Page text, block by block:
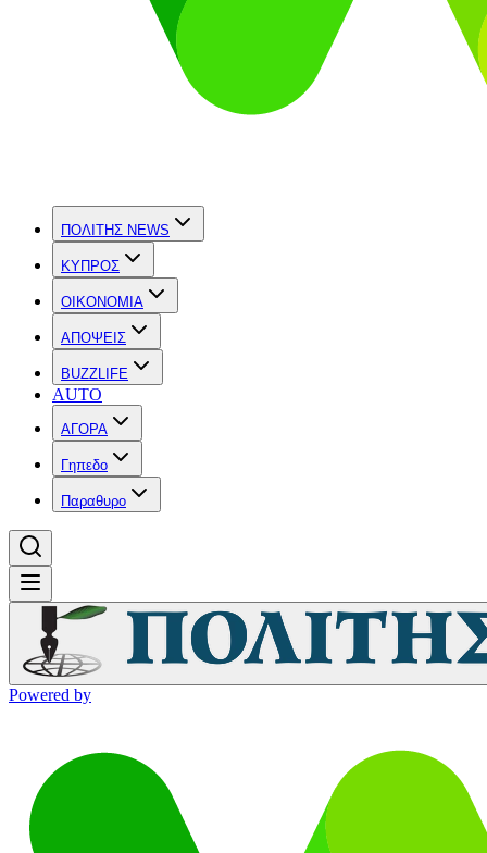
ΠΟΛΙΤΗΣ NEWS
ΚΥΠΡΟΣ
OIKONOMIA
ΑΠΟΨΕΙΣ
BUZZLIFE
AUTO
ΑΓΟΡΑ
Γηπεδο
Παραθυρο
Powered by